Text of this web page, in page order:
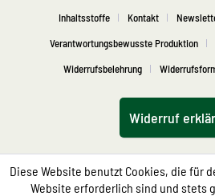
Inhaltsstoffe
Kontakt
Verantwortungsbewusste Produktion
Widerrufsbelehrung
Widerruf
Diese Website benutzt Cookies, die für
Website erforderlich sind und stets